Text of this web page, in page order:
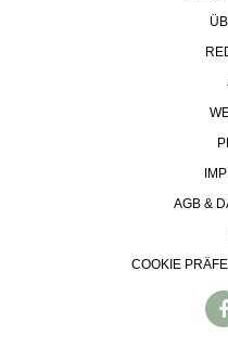
AGB &
COOKIE